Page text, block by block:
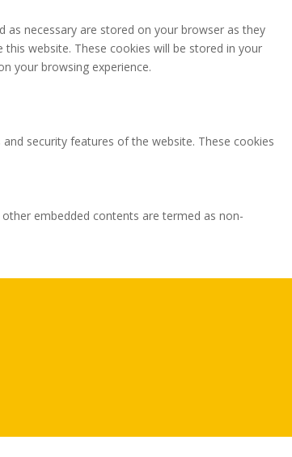
necessary are stored on your browser as they
website. These cookies will be stored in your
your browsing experience.
security features of the website. These cookies
embedded contents are termed as non-